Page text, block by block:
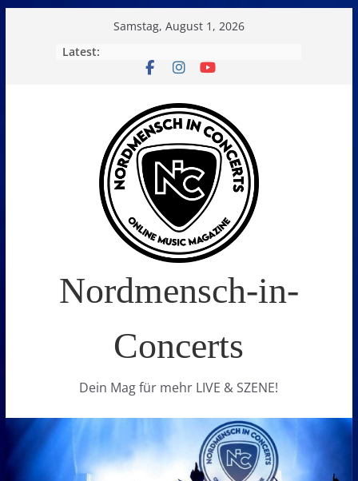
Samstag, August 1, 2026
Latest:
Nordmensch-in-
Concerts
Dein Mag für mehr LIVE & SZENE!